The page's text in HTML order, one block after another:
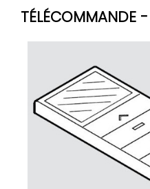
TÉLÉCOMMANDE